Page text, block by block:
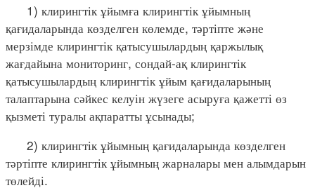
1) клирингтік ұйымға клирингтік ұйымның
қағидаларында көзделген көлемде, тәртіпте және
мерзімде клирингтік қатысушылардың қаржылық
жағдайына мониторинг, сондай-ақ клирингтік
қатысушылардың клирингтік ұйым қағидаларының
талаптарына сәйкес келуін жүзеге асыруға қажетті өз
қызметі туралы ақпаратты ұсынады;
2) клирингтік ұйымның қағидаларында көзделген
тәртіпте клирингтік ұйымның жарналары мен алымдарын
төлейді.